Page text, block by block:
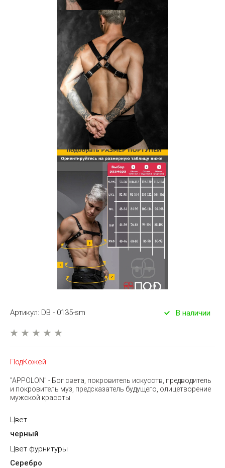
Артикул: DB - 0135-sm В наличии
ПодКожей
"APPOLON" - Бог света, покровитель искусств, предводитель
и покровитель муз, предсказатель будущего, олицетворение
мужской красоты
Цвет
черный
Цвет фурнитуры
Серебро